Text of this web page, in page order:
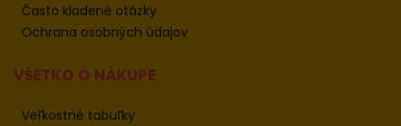
Často kladené otázky
Ochrana osobných údajov
VŠETKO O NÁKUPE
Veľkostné tabuľky